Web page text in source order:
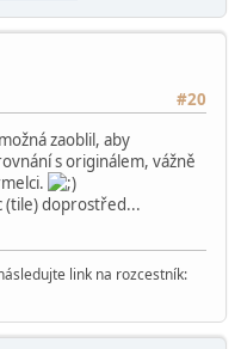
#20
zaoblil, aby
s originálem, vážně
(tile) doprostřed...
link na rozcestník: